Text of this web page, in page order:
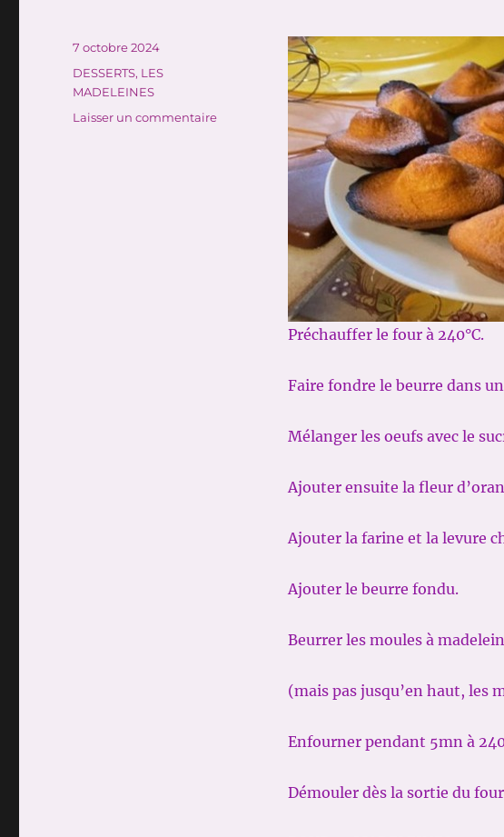
Préchauffer le four à 240°C.
Faire fondre le beurre dans
Mélanger les oeufs avec le
Ajouter ensuite la fleur
Ajouter la farine et la levure
Ajouter le beurre fondu.
Beurrer les moules à
(mais pas jusqu’en haut, les
Enfourner pendant 5mn à
Démouler dès la sortie du
Publié
7 octobre 2024
Catégories
DESSERTS, LES
MADELEINES
Laisser un commentairesur
MADELEINES